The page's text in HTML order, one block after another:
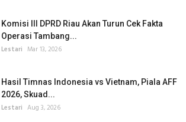
Komisi III DPRD Riau Akan Turun Cek Fakta
Operasi Tambang...
Lestari Mar 13, 2026
Hasil Timnas Indonesia vs Vietnam, Piala AFF
2026, Skuad...
Lestari Aug 3, 2026